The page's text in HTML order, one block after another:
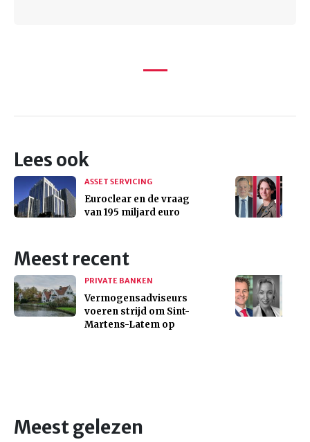
Lees ook
ASSET SERVICING
Euroclear en de vraag
van 195 miljard euro
Meest recent
PRIVATE BANKEN
Vermogensadviseurs
voeren strijd om Sint-
Martens-Latem op
Meest gelezen